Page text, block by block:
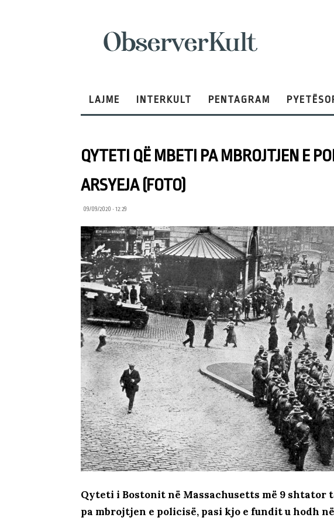
LAJME INTERKULT PENTAGRAM
QYTETI QË MBETI PA MBROJTJEN E
ARSYEJA (FOTO)
09/09/2020 • 12:29
Qyteti i Bostonit në Massachusetts më 9 shtator
pa mbrojtjen e policisë, pasi kjo e fundit u hodh